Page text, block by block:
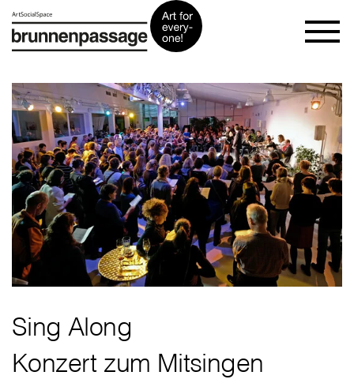
Sing Along
Konzert zum Mitsingen